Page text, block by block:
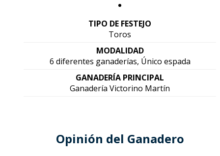
TIPO DE FESTEJO
Toros
MODALIDAD
6 diferentes ganaderías, Único espada
GANADERÍA PRINCIPAL
Ganadería Victorino Martín
Opinión del Ganadero